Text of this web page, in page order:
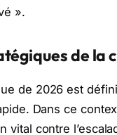
».
de la
de 2026 est
Dans ce
vital contre